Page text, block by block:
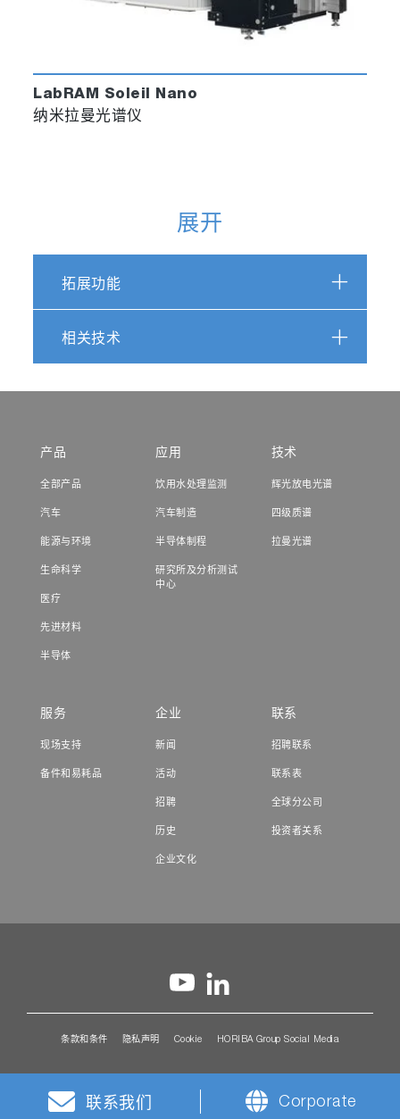
LabRAM Soleil Nano
纳米拉曼光谱仪
展开
拓展功能
相关技术
产品
全部产品
汽车
能源与环境
生命科学
医疗
先进材料
半导体
应用
饮用水处理监测
汽车制造
半导体制程
研究所及分析测试
中心
技术
辉光放电光谱
四级质谱
拉曼光谱
服务
现场支持
备件和易耗品
企业
新闻
活动
招聘
历史
企业文化
联系
招聘联系
联系表
全球分公司
投资者关系
条款和条件 隐私声明 Cookie HORIBA Group Social Media
联系我们 Corporate